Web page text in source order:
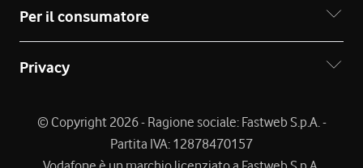
Per il consumatore
Privacy
© Copyright 2026 - Ragione sociale: Fastweb S.p.A. -
Partita IVA: 12878470157